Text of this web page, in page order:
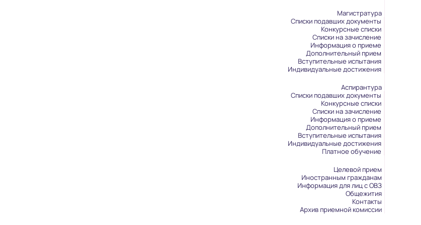
Магистратура
Списки подавших документы
Конкурсные списки
Списки на зачисление
Информация о приеме
Дополнительный прием
Вступительные испытания
Индивидуальные достижения
Аспирантура
Списки подавших документы
Конкурсные списки
Списки на зачисление
Информация о приеме
Дополнительный прием
Вступительные испытания
Индивидуальные достижения
Платное обучение
Целевой прием
Иностранным гражданам
Информация для лиц с ОВЗ
Общежития
Контакты
Архив приемной комиссии